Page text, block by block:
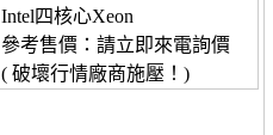
Intel四核心Xeon
參考售價：請立即來電詢價
( 破壞行情廠商施壓！)